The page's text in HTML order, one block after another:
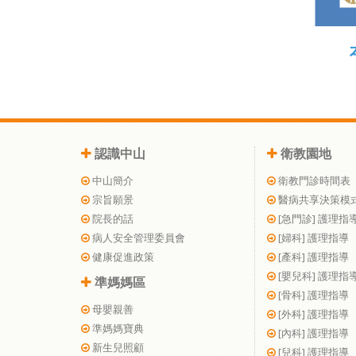
認識中山
中山簡介
宗旨願景
院長的話
病人安全管理委員會
健康促進政策
準媽媽區
母嬰親善
準媽媽寶典
新生兒照顧
衛教園地
衛教門診時間表
醫病共享決策模
[急門診] 護理指
[婦科] 護理指導
[產科] 護理指導
[嬰兒科] 護理指
[骨科] 護理指導
[外科] 護理指導
[內科] 護理指導
[兒科] 護理指導